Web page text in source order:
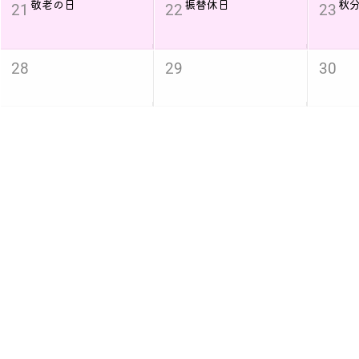
21 敬老の日 22 振替休日 23 秋
28 29 30